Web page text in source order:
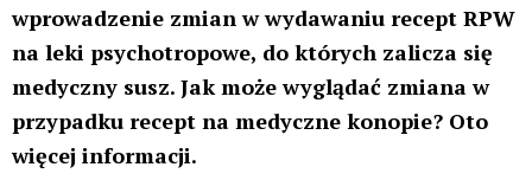
wprowadzenie zmian w wydawaniu recept RPW
na leki psychotropowe, do których zalicza się
medyczny susz. Jak może wyglądać zmiana w
przypadku recept na medyczne konopie? Oto
więcej informacji.